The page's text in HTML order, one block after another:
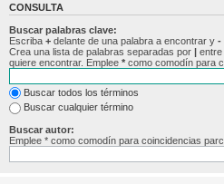
CONSULTA
Buscar palabras clave:
Escriba + delante de una palabra a encontrar y -
Crea una lista de palabras separadas por |
quiere encontrar. Emplee * como comodín para
Buscar todos los términos
Buscar cualquier término
Buscar autor:
Emplee * como comodín para coincidencias